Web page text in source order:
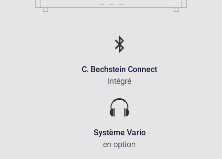
C. Bechstein Connect
Intégré
Système Vario
en option